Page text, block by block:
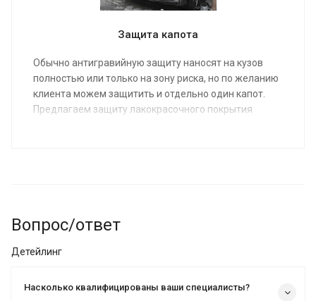
Защита капота
Обычно антигравийную защиту наносят на кузов
полностью или только на зону риска, но по желанию
клиента можем защитить и отдельно один капот.
Предлагаем защиту лакокрасочного покрытия
Вопрос/ответ
Детейлинг
Насколько квалифицированы ваши специалисты?